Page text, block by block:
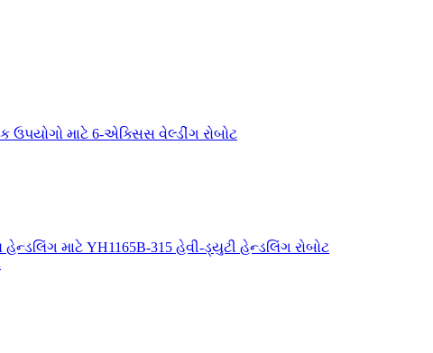
ઉપયોગો માટે 6-એક્સિસ વેલ્ડીંગ રોબોટ
માટે YH1165B-315 હેવી-ડ્યુટી હેન્ડલિંગ રોબોટ